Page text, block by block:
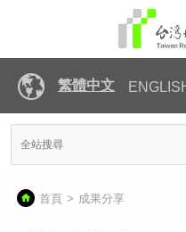
繁體中文
首頁 成果分享